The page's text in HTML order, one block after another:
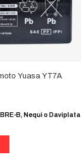
Yuasa YT7A
BRE-B, Nequi o Daviplata